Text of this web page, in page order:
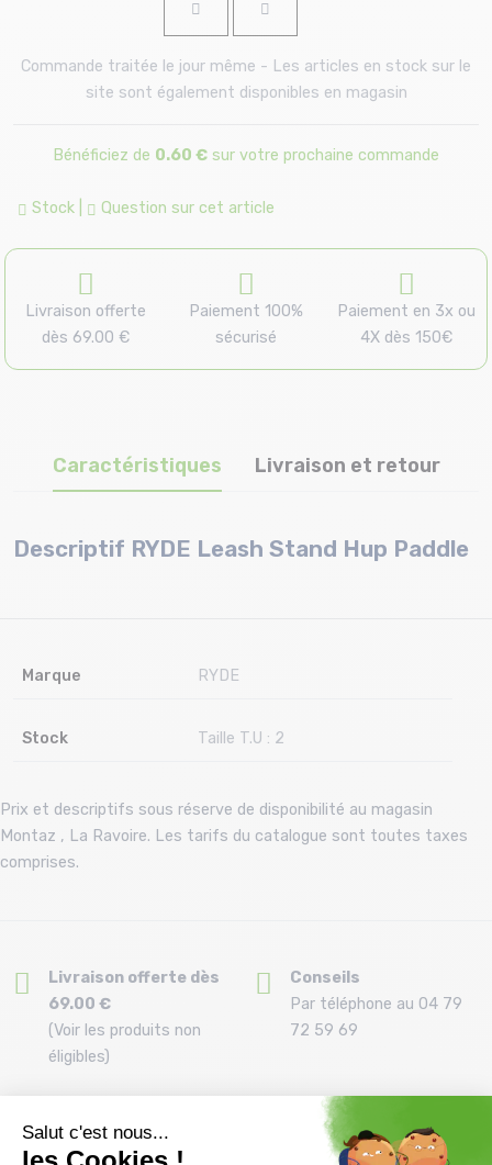
Commande traitée le jour même - Les articles en stock sur le
site sont également disponibles en magasin
Bénéficiez de 0.60 € sur votre prochaine commande
Stock Question sur cet article
Livraison offerte
dès 69.00 €
Paiement 100%
sécurisé
Paiement en 3x ou
4X dès 150€
Caractéristiques Livraison et retour
Descriptif RYDE Leash Stand Hup Paddle
Marque RYDE
Stock Taille T.U : 2
Prix et descriptifs sous réserve de disponibilité au magasin
Montaz , La Ravoire. Les tarifs du catalogue sont toutes taxes
comprises.
Livraison offerte dès
69.00 €
(Voir les produits non
éligibles)
Conseils
Par téléphone au 04 79
72 59 69
Remboursement et
Paiement en 3x ou 4X